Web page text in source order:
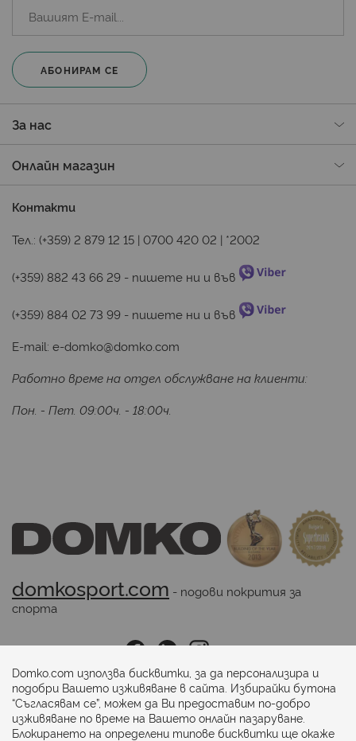
АБОНИРАМ СЕ
За нас
Онлайн магазин
Контакти
Тел.: (+359) 2 879 12 15 | 0700 420 02 | *2002
(+359) 882 43 66 29 - пишете ни и във
(+359) 884 02 73 99 - пишете ни и във
E-mail: e-domko@domko.com
Работно време на отдел обслужване на клиенти:
Пон. - Пет. 09:00ч. - 18:00ч.
domkosport.com - подови покрития за
спорта
Последвайте ни:
Начини на плащане:
Domko.com използва бисквитки, за да персонализира и
подобри Вашето изживяване в сайта. Избирайки бутона
“Съгласявам се”, можем да Ви предоставим по-добро
изживяване по време на Вашето онлайн пазаруване.
Блокирането на определени типове бисквитки ще окаже